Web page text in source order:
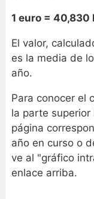
1 euro = 40,830
El valor,
es la media de
año.
Para conocer el
la parte superior
página
año en curso o
ve al "gráfico
enlace arriba.